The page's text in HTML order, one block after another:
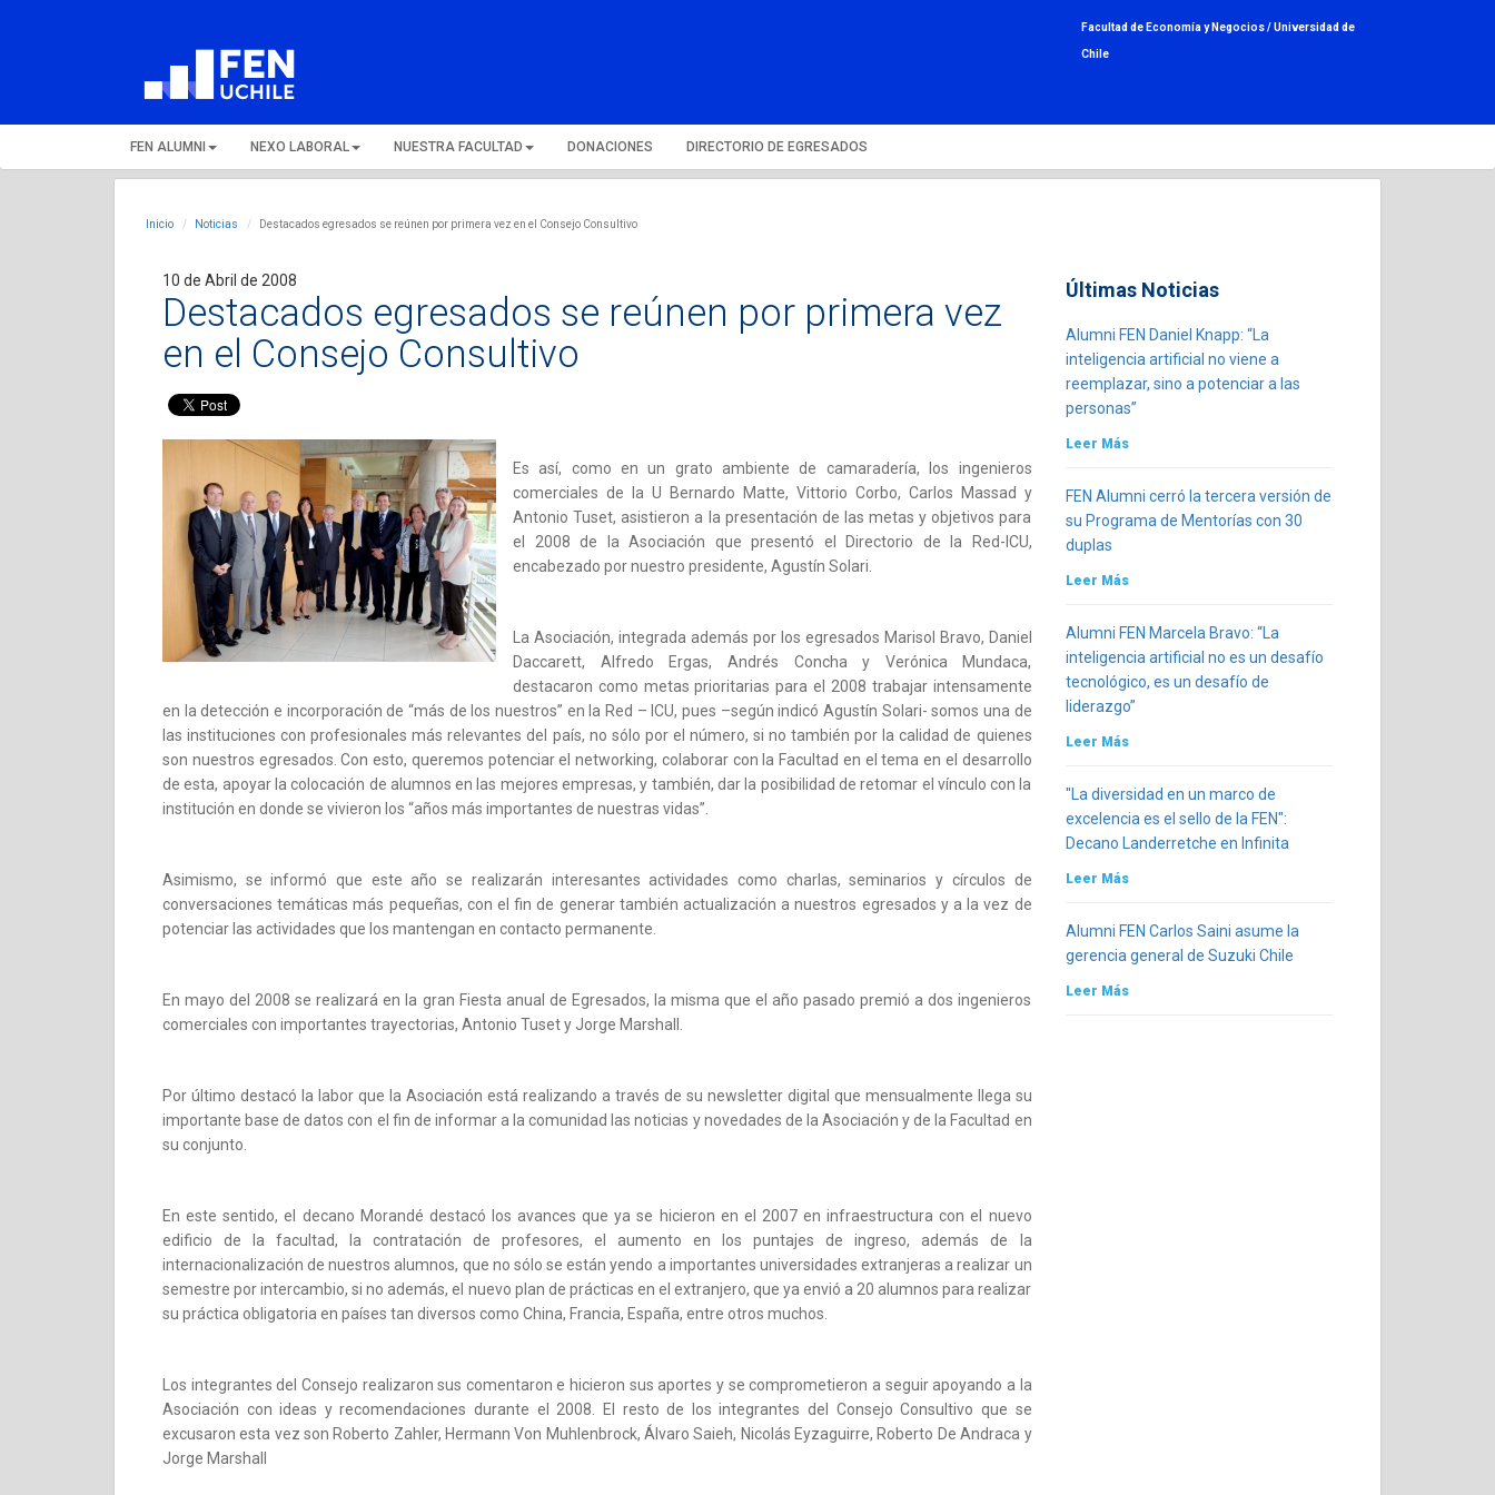
Facultad de Economía y Negocios /Universidad de
Chile
FEN ALUMNI NEXO LABORAL NUESTRA FACULTAD DONACIONES DIRECTORIO DE EGRESADOS
Inicio Noticias Destacados egresados se reúnen por primera vez en el Consejo Consultivo
10 de Abril de 2008
Destacados egresados se reúnen por primera vez
en el Consejo Consultivo
Es así, como en un grato ambiente de camaradería, los ingenieros
comerciales de la U Bernardo Matte, Vittorio Corbo, Carlos Massad y
Antonio Tuset, asistieron a la presentación de las metas y objetivos para
el 2008 de la Asociación que presentó el Directorio de la Red-ICU,
encabezado por nuestro presidente, Agustín Solari.
La Asociación, integrada además por los egresados Marisol Bravo, Daniel
Daccarett, Alfredo Ergas, Andrés Concha y Verónica Mundaca,
destacaron como metas prioritarias para el 2008 trabajar intensamente
en la detección e incorporación de “más de los nuestros” en la Red – ICU, pues –según indicó Agustín Solari- somos una de
las instituciones con profesionales más relevantes del país, no sólo por el número, si no también por la calidad de quienes
son nuestros egresados. Con esto, queremos potenciar el networking, colaborar con la Facultad en el tema en el desarrollo
de esta, apoyar la colocación de alumnos en las mejores empresas, y también, dar la posibilidad de retomar el vínculo con la
institución en donde se vivieron los “años más importantes de nuestras vidas”.
Asimismo, se informó que este año se realizarán interesantes actividades como charlas, seminarios y círculos de
conversaciones temáticas más pequeñas, con el fin de generar también actualización a nuestros egresados y a la vez de
potenciar las actividades que los mantengan en contacto permanente.
En mayo del 2008 se realizará en la gran Fiesta anual de Egresados, la misma que el año pasado premió a dos ingenieros
comerciales con importantes trayectorias, Antonio Tuset y Jorge Marshall.
Por último destacó la labor que la Asociación está realizando a través de su newsletter digital que mensualmente llega su
importante base de datos con el fin de informar a la comunidad las noticias y novedades de la Asociación y de la Facultad en
su conjunto.
En este sentido, el decano Morandé destacó los avances que ya se hicieron en el 2007 en infraestructura con el nuevo
edificio de la facultad, la contratación de profesores, el aumento en los puntajes de ingreso, además de la
internacionalización de nuestros alumnos, que no sólo se están yendo a importantes universidades extranjeras a realizar un
semestre por intercambio, si no además, el nuevo plan de prácticas en el extranjero, que ya envió a 20 alumnos para realizar
su práctica obligatoria en países tan diversos como China, Francia, España, entre otros muchos.
Los integrantes del Consejo realizaron sus comentaron e hicieron sus aportes y se comprometieron a seguir apoyando a la
Asociación con ideas y recomendaciones durante el 2008. El resto de los integrantes del Consejo Consultivo que se
excusaron esta vez son Roberto Zahler, Hermann Von Muhlenbrock, Álvaro Saieh, Nicolás Eyzaguirre, Roberto De Andraca y
Jorge Marshall
Últimas Noticias
Alumni FEN Daniel Knapp: “La
inteligencia artificial no viene a
reemplazar, sino a potenciar a las
personas”
Leer Más
FEN Alumni cerró la tercera versión de
su Programa de Mentorías con 30
duplas
Leer Más
Alumni FEN Marcela Bravo: “La
inteligencia artificial no es un desafío
tecnológico, es un desafío de
liderazgo”
Leer Más
"La diversidad en un marco de
excelencia es el sello de la FEN":
Decano Landerretche en Infinita
Leer Más
Alumni FEN Carlos Saini asume la
gerencia general de Suzuki Chile
Leer Más